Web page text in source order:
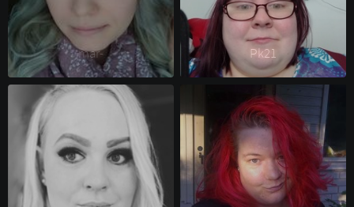
mar- Pk21